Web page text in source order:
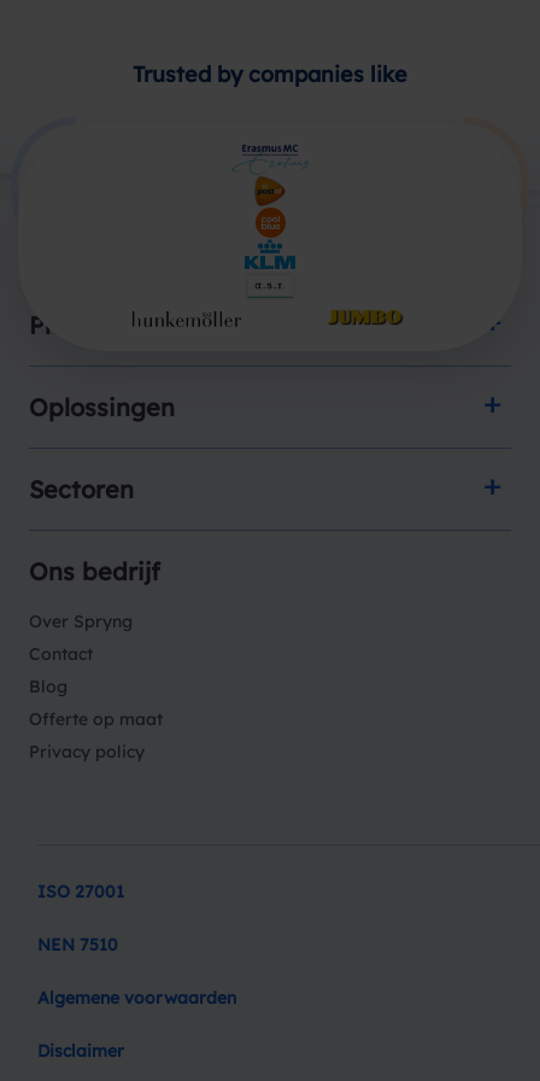
Trusted by companies like
Producten
Oplossingen
Sectoren
Ons bedrijf
Over Spryng
Contact
Blog
Offerte op maat
Privacy policy
ISO 27001
NEN 7510
Algemene voorwaarden
Disclaimer